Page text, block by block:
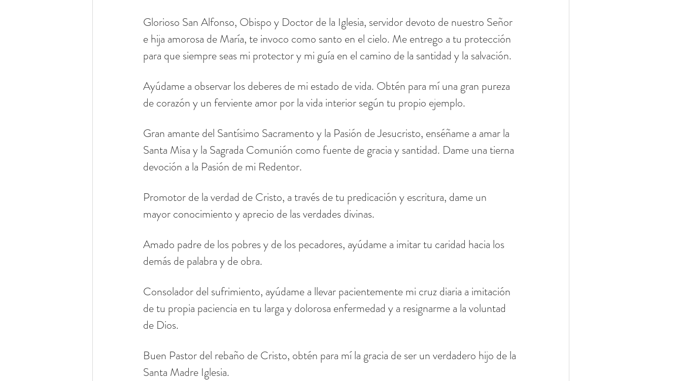
Glorioso San Alfonso, Obispo y Doctor de la Iglesia, servidor devoto de nuestro Señor
e hija amorosa de María, te invoco como santo en el cielo. Me entrego a tu protección
para que siempre seas mi protector y mi guía en el camino de la santidad y la salvación.
Ayúdame a observar los deberes de mi estado de vida. Obtén para mí una gran pureza
de corazón y un ferviente amor por la vida interior según tu propio ejemplo.
Gran amante del Santísimo Sacramento y la Pasión de Jesucristo, enséñame a amar la
Santa Misa y la Sagrada Comunión como fuente de gracia y santidad. Dame una tierna
devoción a la Pasión de mi Redentor.
Promotor de la verdad de Cristo, a través de tu predicación y escritura, dame un
mayor conocimiento y aprecio de las verdades divinas.
Amado padre de los pobres y de los pecadores, ayúdame a imitar tu caridad hacia los
demás de palabra y de obra.
Consolador del sufrimiento, ayúdame a llevar pacientemente mi cruz diaria a imitación
de tu propia paciencia en tu larga y dolorosa enfermedad y a resignarme a la voluntad
de Dios.
Buen Pastor del rebaño de Cristo, obtén para mí la gracia de ser un verdadero hijo de la
Santa Madre Iglesia.